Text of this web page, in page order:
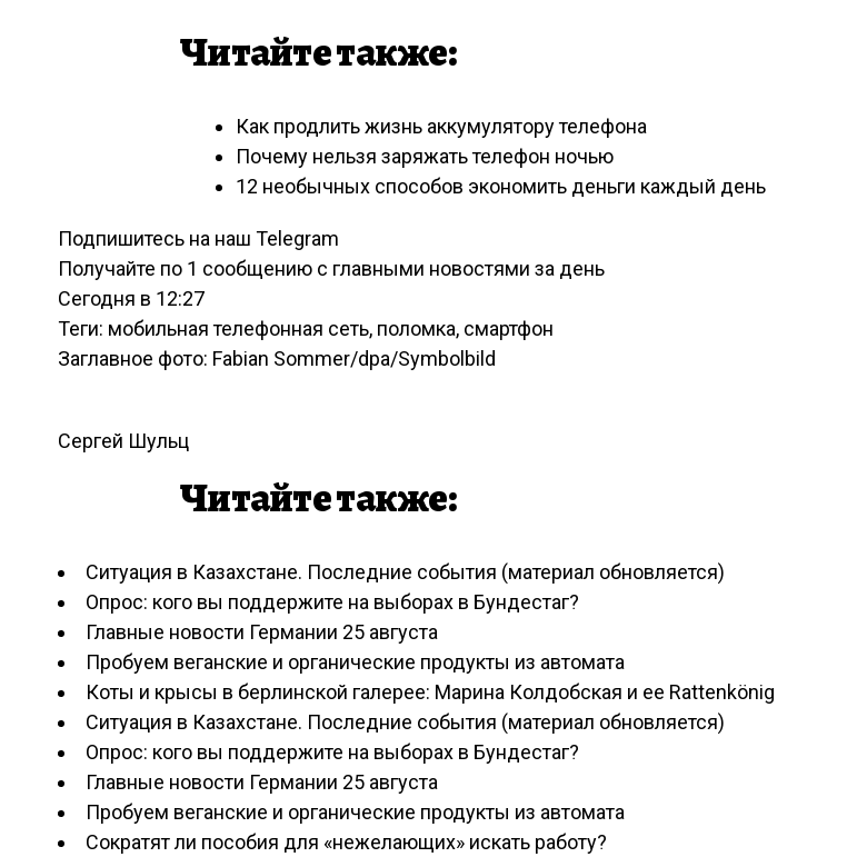
Читайте также:
Как продлить жизнь аккумулятору телефона
Почему нельзя заряжать телефон ночью
12 необычных способов экономить деньги каждый день
Подпишитесь на наш Telegram
Получайте по 1 сообщению с главными новостями за день
Сегодня в 12:27
Теги: мобильная телефонная сеть, поломка, смартфон
Заглавное фото: Fabian Sommer/dpa/Symbolbild
Сергей Шульц
Читайте также:
Ситуация в Казахстане. Последние события (материал обновляется)
Опрос: кого вы поддержите на выборах в Бундестаг?
Главные новости Германии 25 августа
Пробуем веганские и органические продукты из автомата
Коты и крысы в берлинской галерее: Марина Колдобская и ее Rattenkönig
Ситуация в Казахстане. Последние события (материал обновляется)
Опрос: кого вы поддержите на выборах в Бундестаг?
Главные новости Германии 25 августа
Пробуем веганские и органические продукты из автомата
Сократят ли пособия для «нежелающих» искать работу?